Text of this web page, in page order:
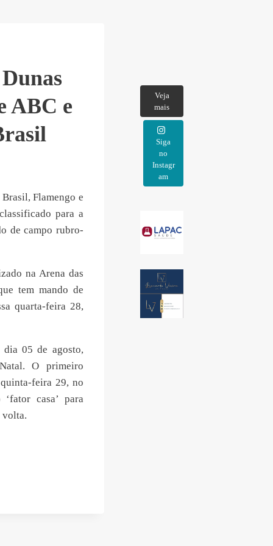
ABC e
Flamengo e
para a
de campo rubro-
na Arena das
tem mando de
quarta-feira 28,
05 de agosto,
O primeiro
feira 29, no
casa’ para
volta.
Veja
mais
Siga
no
Instagr
am